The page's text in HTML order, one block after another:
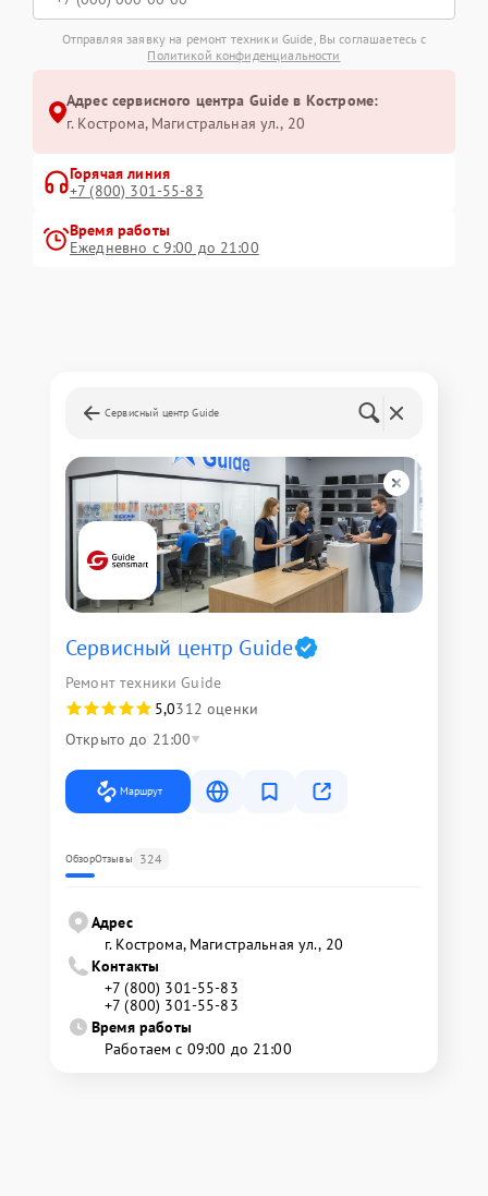
Отправляя заявку на ремонт техники Guide, Вы соглашаетесь с
Политикой конфиденциальности
Адрес сервисного центра Guide в Костроме:
г. Кострома, Магистральная ул., 20
Горячая линия
+7 (800) 301-55-83
Время работы
Ежедневно с 9:00 до 21:00
Сервисный центр Guide
Сервисный центр Guide
Ремонт техники Guide
5,0312 оценки
Открыто до 21:00
Маршрут
ОбзорОтзывы 324
Адрес
г. Кострома, Магистральная ул., 20
Контакты
+7 (800) 301-55-83
+7 (800) 301-55-83
Время работы
Работаем с 09:00 до 21:00